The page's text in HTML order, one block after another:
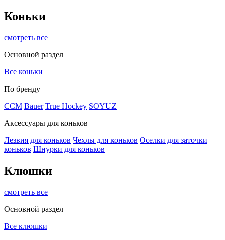
Коньки
смотреть все
Основной раздел
Все коньки
По бренду
ССМ Bauer True Hockey SOYUZ
Аксессуары для коньков
Лезвия для коньков Чехлы для коньков Оселки для заточки
коньков Шнурки для коньков
Клюшки
смотреть все
Основной раздел
Все клюшки